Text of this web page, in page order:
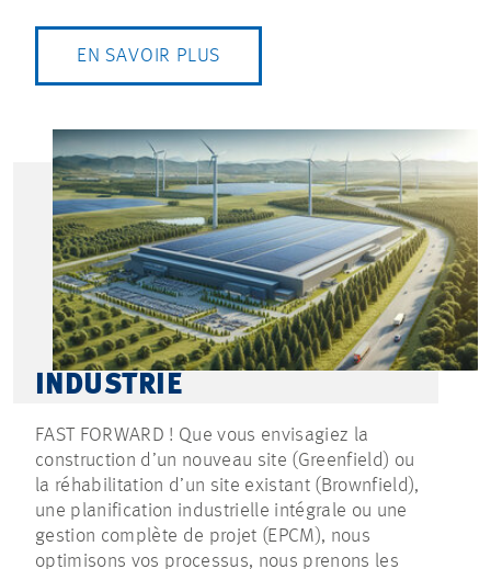
EN SAVOIR PLUS
INDUSTRIE
FAST FORWARD ! Que vous envisagiez la
construction d’un nouveau site (Greenfield) ou
la réhabilitation d’un site existant (Brownfield),
une planification industrielle intégrale ou une
gestion complète de projet (EPCM), nous
optimisons vos processus, nous prenons les